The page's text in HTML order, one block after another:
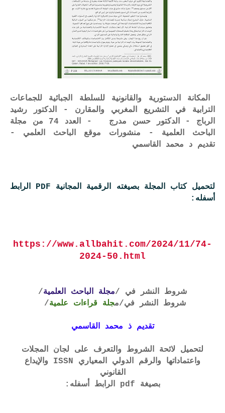
المكانة الدستورية والقانونية للسلطة الجبائية للجماعات
الترابية في التشريع المغربي والمقارن - الدكتور رشيد
الرباج - الدكتور حسن مدرج - العدد 74 من مجلة
الباحث العلمية - منشورات موقع الباحث العلمي -
تقديم د محمد القاسمي
لتحميل كتاب المجلة بصيغته الرقمية المجانية PDF الرابط
أسفله:
https://www.allbahit.com/2024/11/74-
2024-50.html
شروط النشر في /مجلة الباحث العلمية/
شروط النشر في/مجلة قراءات علمية/
تقديم ذ محمد القاسمي
لتحميل لائحة الشروط والتعرف على لجان المجلات
واعتماداتها والرقم الدولي المعياري ISSN والإيداع
القانوني
بصيغة pdf الرابط أسفله: